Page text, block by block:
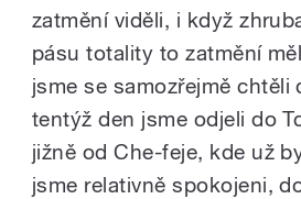
zatmění viděli, i když
pásu totality to zatmění
jsme se samozřejmě
tentýž den jsme odjeli do
jižně od Che-feje, kde už
jsme relativně spokojeni,